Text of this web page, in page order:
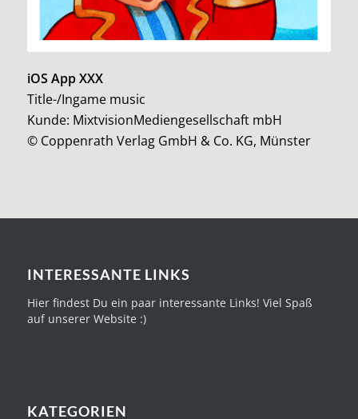
iOS App XXX
Title-/Ingame music
Kunde: MixtvisionMediengesellschaft mbH
© Coppenrath Verlag GmbH & Co. KG, Münster
INTERESSANTE LINKS
Hier findest Du ein paar interessante Links! Viel Spaß
auf unserer Website :)
KATEGORIEN